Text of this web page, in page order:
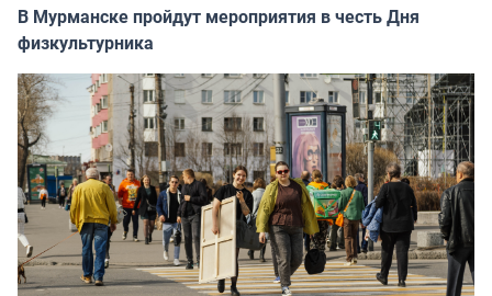
В Мурманске пройдут мероприятия в честь Дня
физкультурника